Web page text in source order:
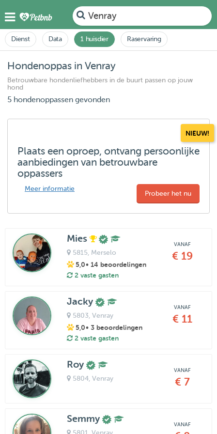
Venray
Dienst Data 1 huisdier Raservaring
Hondenoppas in Venray
Betrouwbare hondenliefhebbers in de buurt passen op jouw
hond
5 hondenoppassen gevonden
NIEUW!
Plaats een oproep, ontvang persoonlijke
aanbiedingen van betrouwbare
oppassers
Meer informatie
Probeer het nu
Mies
5815, Merselo
5,0• 14 beoordelingen
2 vaste gasten
VANAF
€ 19
Jacky
5803 , Venray
5,0• 3 beoordelingen
2 vaste gasten
VANAF
€ 11
Roy
5804, Venray
VANAF
€ 7
Semmy
VANAF